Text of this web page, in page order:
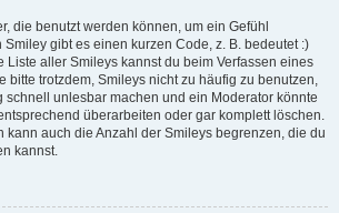
die benutzt werden können, um ein Gefühl
gibt es einen kurzen Code, z. B. bedeutet :)
Liste aller Smileys kannst du beim Verfassen eines
bitte trotzdem, Smileys nicht zu häufig zu benutzen,
schnell unlesbar machen und ein Moderator könnte
überarbeiten oder gar komplett löschen.
kann auch die Anzahl der Smileys begrenzen, die du
kannst.